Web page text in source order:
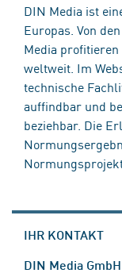
DIN Media ist
Europas. Von
Media profitieren
weltweit. Im
technische
auffindbar und
beziehbar. Die
IHR KONTAKT
DIN Media GmbH